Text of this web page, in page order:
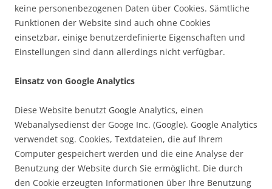
keine personenbezogenen Daten über Cookies. Sämtliche
Funktionen der Website sind auch ohne Cookies
einsetzbar, einige benutzerdefinierte Eigenschaften und
Einstellungen sind dann allerdings nicht verfügbar.
Einsatz von Google Analytics
Diese Website benutzt Google Analytics, einen
Webanalysedienst der Googe Inc. (Google). Google Analytics
verwendet sog. Cookies, Textdateien, die auf Ihrem
Computer gespeichert werden und die eine Analyse der
Benutzung der Website durch Sie ermöglicht. Die durch
den Cookie erzeugten Informationen über Ihre Benutzung